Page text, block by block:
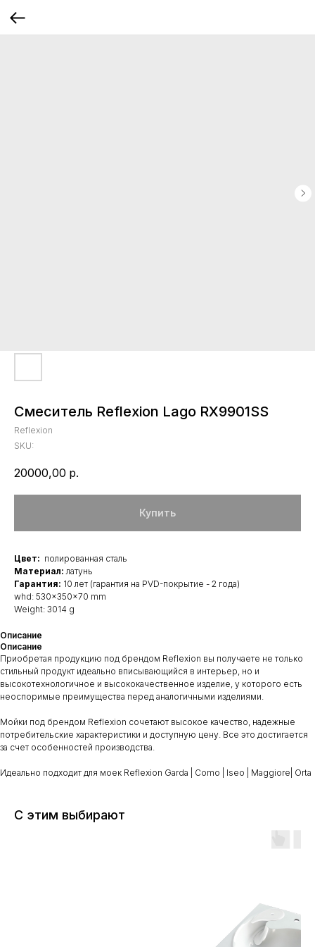
Смеситель Reflexion Lago RX9901SS
Reflexion
SKU:
20000,00 р.
Купить
Цвет: полированная сталь
Материал: латунь
Гарантия: 10 лет (гарантия на PVD-покрытие - 2 года)
whd: 530x350x70 mm
Weight: 3014 g
Описание
Описание
Приобретая продукцию под брендом Reflexion вы получаете не только
стильный продукт идеально вписывающийся в интерьер, но и
высокотехнологичное и высококачественное изделие, у которого есть
неоспоримые преимущества перед аналогичными изделиями.
Мойки под брендом Reflexion сочетают высокое качество, надежные
потребительские характеристики и доступную цену. Все это достигается
за счет особенностей производства.
Идеально подходит для моек Reflexion Garda | Como | Iseo | Maggiore| Orta
С этим выбирают